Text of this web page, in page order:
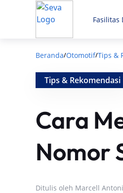
Fasilitas
Beranda/Otomotif/Tips &
Tips & Rekomendasi
Cara
Nomor
Ditulis oleh Marcell